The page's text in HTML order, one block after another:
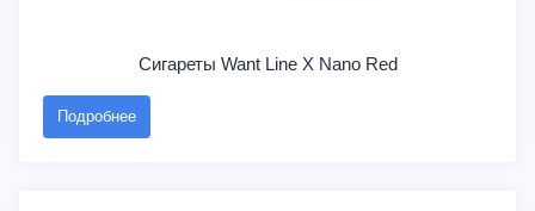
Сигареты Want Line X Nano Red
Подробнее